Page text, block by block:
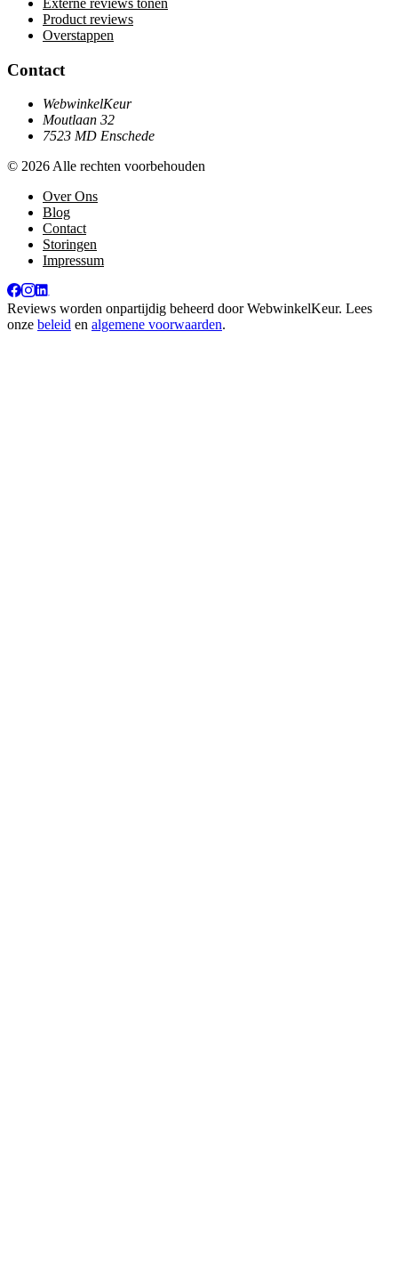
Externe reviews tonen
Product reviews
Overstappen
Contact
WebwinkelKeur
Moutlaan 32
7523 MD Enschede
© 2026 Alle rechten voorbehouden
Over Ons
Blog
Contact
Storingen
Impressum
Reviews worden onpartijdig beheerd doorWebwinkelKeur. Lees
onze beleid en algemene voorwaarden.